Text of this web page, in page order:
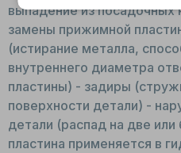
выпадение из
замены прижимной
(истирание металла,
внутреннего диаметра
пластины) - задиры
поверхности детали) -
детали (распад на две
пластина применяется в